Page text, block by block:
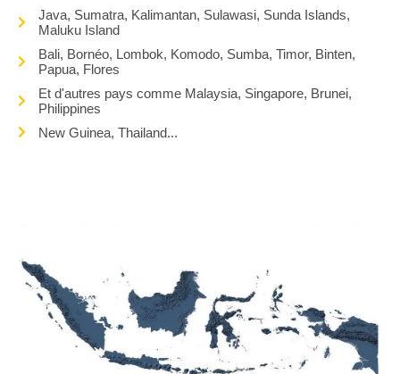
Java, Sumatra, Kalimantan, Sulawasi, Sunda Islands,
Maluku Island
Bali, Bornéo, Lombok, Komodo, Sumba, Timor, Binten,
Papua, Flores
Et d'autres pays comme Malaysia, Singapore, Brunei,
Philippines
New Guinea, Thailand...